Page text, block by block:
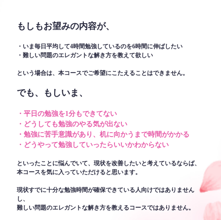
もしもお望みの内容が、
・いま毎日平均して4時間勉強しているのを6時間に伸ばしたい
・難しい問題のエレガントな解き方を教えて欲しい
という場合は、本コースでご希望にこたえることはできません。
でも、もしいま、
・平日の勉強を1分もできてない
・どうしても勉強のやる気が出ない
・勉強に苦手意識があり、机に向かうまで時間がかかる
・どうやって勉強していったらいいかわからない
といったことに悩んでいて、現状を改善したいと考えているならば、
本コースを気に入っていただけると思います。
現状すでに十分な勉強時間が確保できている人向けではありません
し、
難しい問題のエレガントな解き方を教えるコースではありません。